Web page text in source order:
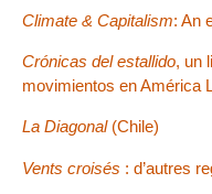
Climate & Capitalism: An
Crónicas del estallido, un
movimientos en América
La Diagonal(Chile)
Vents croisés : d’autres